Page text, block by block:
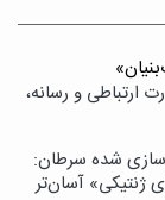
ارتباطی و رسانه،
شده سرطان:
ژنتیکی» آسان‌تر